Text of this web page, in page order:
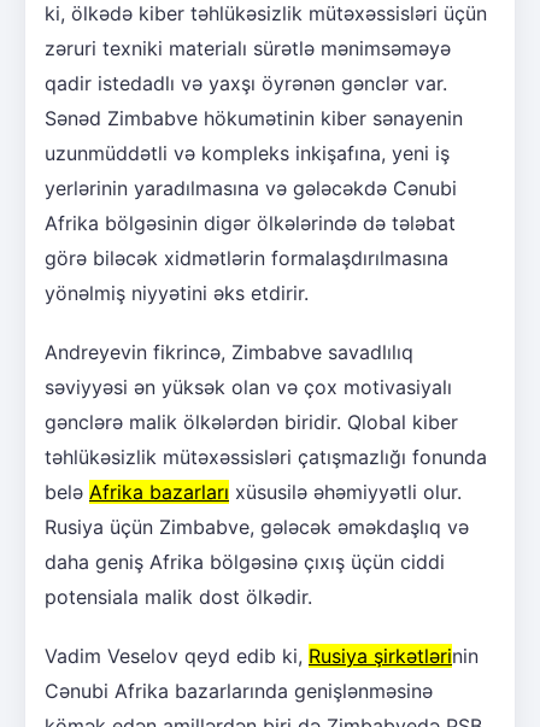
ki, ölkədə kiber təhlükəsizlik mütəxəssisləri üçün
zəruri texniki materialı sürətlə mənimsəməyə
qadir istedadlı və yaxşı öyrənən gənclər var.
Sənəd Zimbabve hökumətinin kiber sənayenin
uzunmüddətli və kompleks inkişafına, yeni iş
yerlərinin yaradılmasına və gələcəkdə Cənubi
Afrika bölgəsinin digər ölkələrində də tələbat
görə biləcək xidmətlərin formalaşdırılmasına
yönəlmiş niyyətini əks etdirir.
Andreyevin fikrincə, Zimbabve savadlılıq
səviyyəsi ən yüksək olan və çox motivasiyalı
gənclərə malik ölkələrdən biridir. Qlobal kiber
təhlükəsizlik mütəxəssisləri çatışmazlığı fonunda
belə Afrika bazarları xüsusilə əhəmiyyətli olur.
Rusiya üçün Zimbabve, gələcək əməkdaşlıq və
daha geniş Afrika bölgəsinə çıxış üçün ciddi
potensiala malik dost ölkədir.
Vadim Veselov qeyd edib ki, Rusiya şirkətlərinin
Cənubi Afrika bazarlarında genişlənməsinə